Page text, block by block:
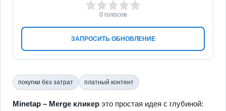
ЗАПРОСИТЬ ОБНОВЛЕНИЕ
3 4 5
0 голосов
покупки без затрат платный контент
Minetap – Merge кликер это простая идея с глубиной: